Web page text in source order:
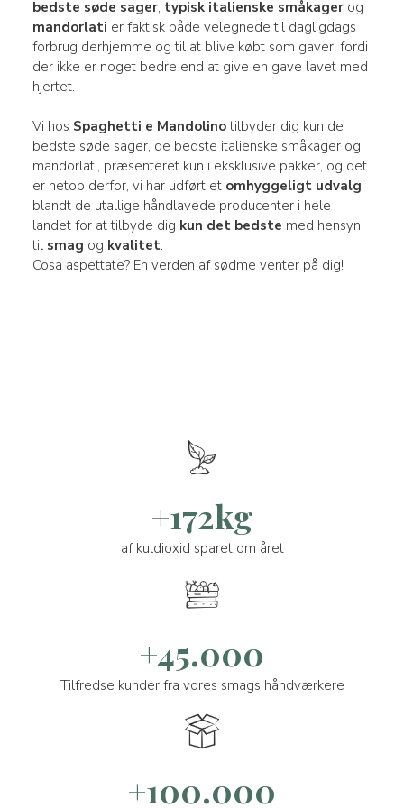
bedste søde sager, typisk italienske småkagerog
mandorlati er faktisk både velegnede til dagligdags
forbrug derhjemme og til at blive købt som gaver, fordi
der ikke er noget bedre end at give en gave lavet med
hjertet.
Vi hos Spaghetti e Mandolinotilbyder dig kun de
bedste søde sager, de bedste italienske småkager og
mandorlati, præsenteret kun i eksklusive pakker, og det
er netop derfor, vi har udført et omhyggeligt udvalg
blandt de utallige håndlavede producenter i hele
landet for at tilbyde dig kun det bedste med hensyn
til smag og kvalitet.
Cosa aspettate? En verden af sødme venter på dig!
+172kg
af kuldioxid sparet om året
+45.000
Tilfredse kunder fra vores smags håndværkere
+100.000